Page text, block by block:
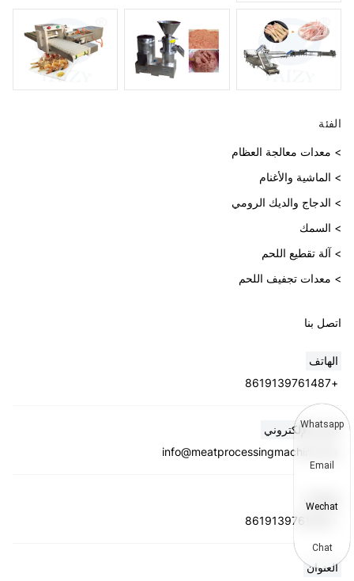
الفئة
> معدات معالجة العظام
> الماشية والأغنام
> الدجاج والديك الرومي
> السمك
> آلة تقطيع اللحم
> معدات تجفيف اللحم
اتصل بنا
الهاتف
+8619139761487
البريد الإلكتروني
info@meatprocessingmachine.org
العنوان
Whatsapp
Email
Wechat
Chat